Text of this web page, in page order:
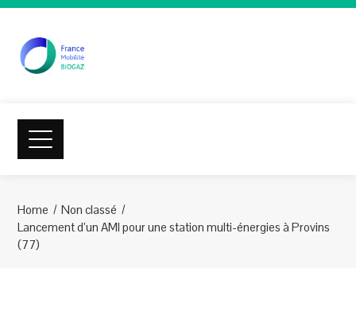
Home
Non classé
Lancement d’un AMI pour une station multi-énergies à Provins
(77)